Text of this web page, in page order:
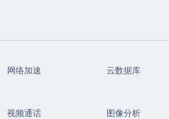
网络加速 云数据库
视频通话 图像分析